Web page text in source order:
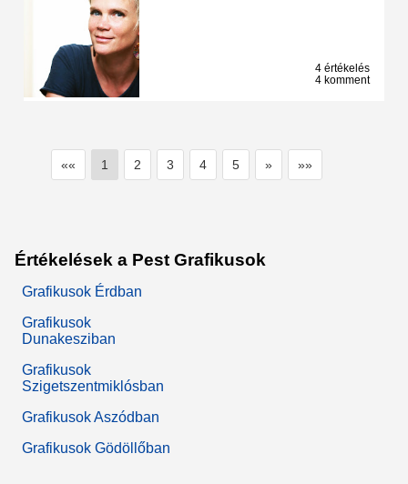
4 értékelés
4 komment
«« 1 2 3 4 5 » »»
Értékelések a Pest Grafikusok
Grafikusok Érdban
Grafikusok
Dunakesziban
Grafikusok
Szigetszentmiklósban
Grafikusok Aszódban
Grafikusok Gödöllőban